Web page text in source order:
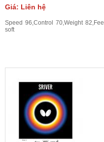
Giá: Liên hệ
Speed 96,Control 70,Weight 82,Feel
soft